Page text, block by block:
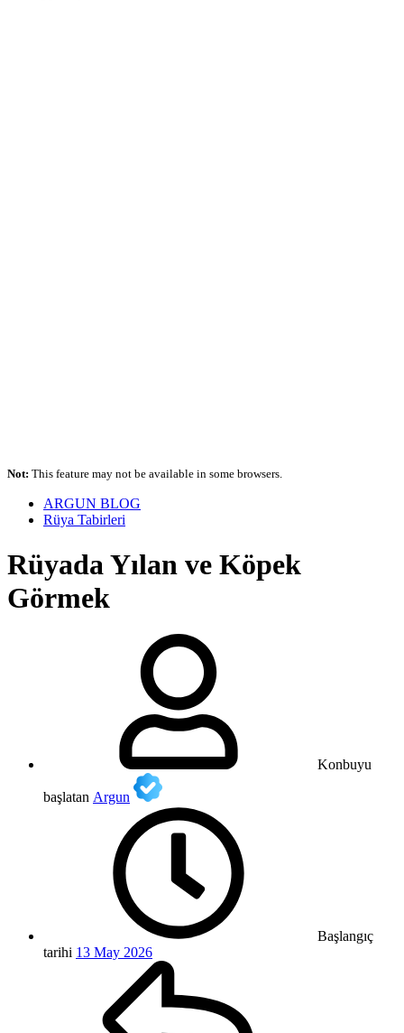
Not: This feature may not be available in some browsers.
ARGUN BLOG
Rüya Tabirleri
Rüyada Yılan ve Köpek
Görmek
Konbuyu
başlatan Argun
Başlangıç
tarihi 13 May 2026